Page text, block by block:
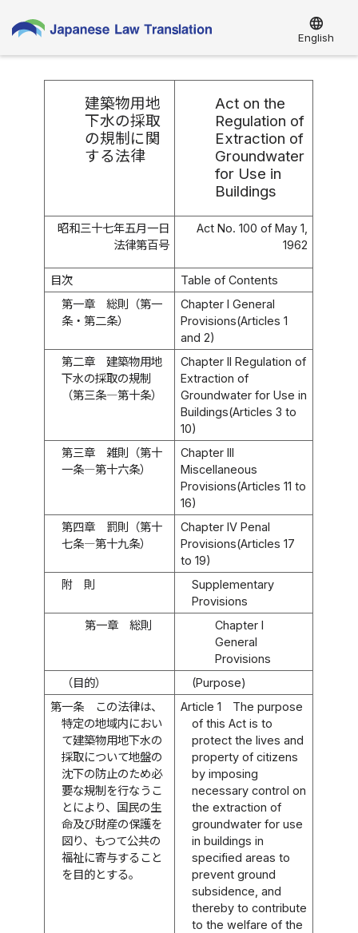
language
English
建築物用地
下水の採取
の規制に関
する法律
Act on the
Regulation of
Extraction of
Groundwater
for Use in
Buildings
昭和三十七年五月一日
法律第百号
Act No. 100 of May 1,
1962
目次
Table of Contents
第一章 総則（第一
条・第二条）
Chapter I General
Provisions(Articles 1
and 2)
第二章 建築物用地
下水の採取の規制
（第三条―第十条）
Chapter II Regulation of
Extraction of
Groundwater for Use in
Buildings(Articles 3 to
10)
第三章 雑則（第十
一条―第十六条）
Chapter III
Miscellaneous
Provisions(Articles 11 to
16)
第四章 罰則（第十
七条―第十九条）
Chapter IV Penal
Provisions(Articles 17
to 19)
附 則
Supplementary
Provisions
第一章 総則
Chapter I
General
Provisions
（目的）
(Purpose)
第一条
この法律は、
特定の地域内におい
て建築物用地下水の
採取について地盤の
沈下の防止のため必
要な規制を行なうこ
とにより、国民の生
命及び財産の保護を
図り、もつて公共の
福祉に寄与すること
を目的とする。
Article 1
The purpose
of this Act is to
protect the lives and
property of citizens
by imposing
necessary control on
the extraction of
groundwater for use
in buildings in
specified areas to
prevent ground
subsidence, and
thereby to contribute
to the welfare of the